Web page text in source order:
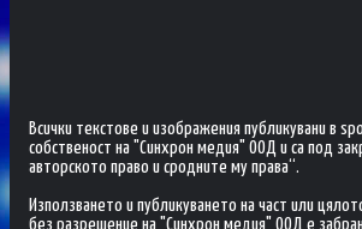
Всички текстове и изображения публикувани в
собственост на "Синхрон медия" ООД и са под
авторското право и сродните му права“.
Използването и публикуването на част или
без разрешение на "Синхрон медия" ООД е